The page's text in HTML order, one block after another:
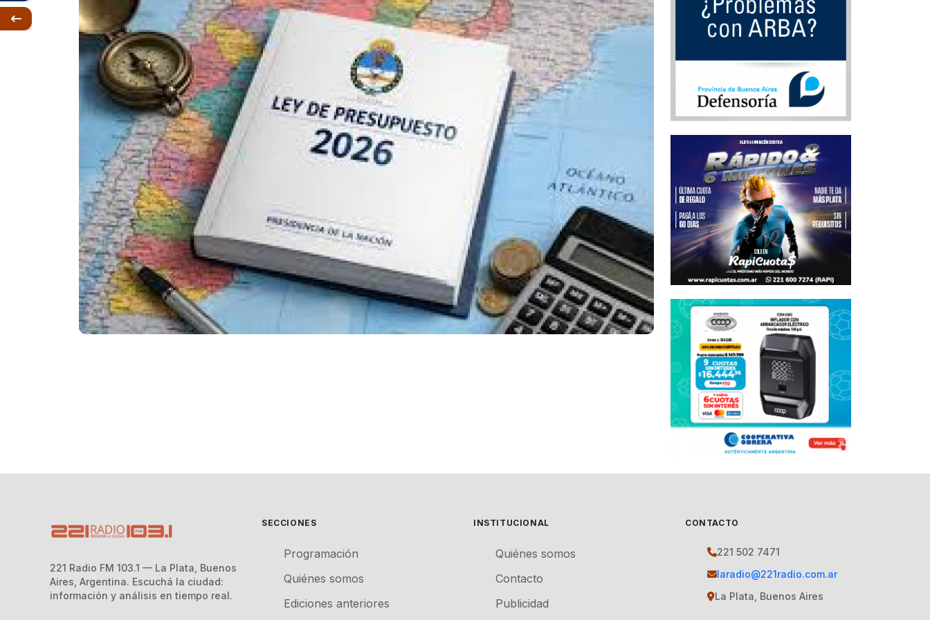
221 Radio FM 103.1 — La Plata, Buenos
Aires, Argentina. Escuchá la ciudad:
información y análisis en tiempo real.
SECCIONES
Programación
Quiénes somos
Ediciones anteriores
INSTITUCIONAL
Quiénes somos
Contacto
Publicidad
CONTACTO
221 502 7471
laradio@221radio.com.ar
La Plata, Buenos Aires